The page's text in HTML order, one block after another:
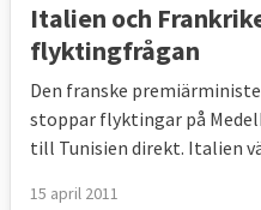
Italien och
flyktingfrågan
Den franske
stoppar flyktingar på
till Tunisien direkt. Italien
15 april 2011